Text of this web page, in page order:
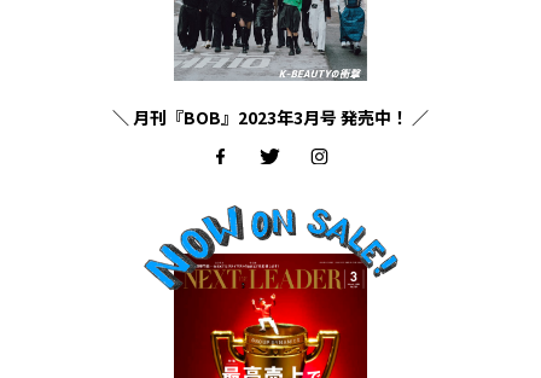
＼ 月刊『BOB』2023年3月号 発売中！ ／